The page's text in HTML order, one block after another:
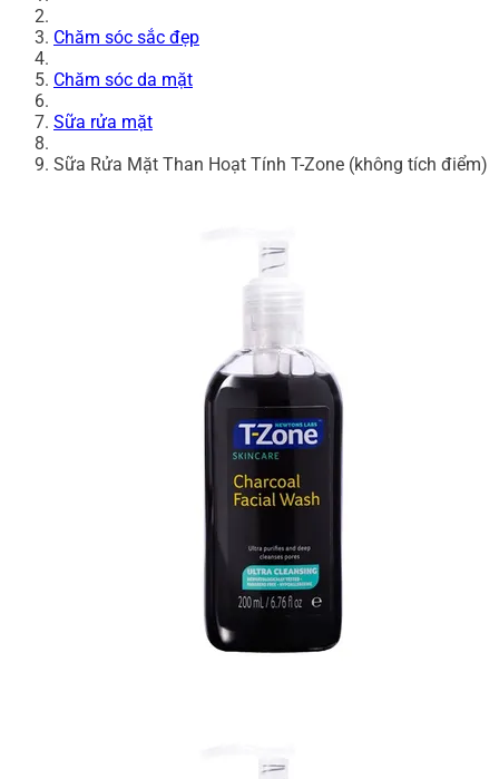
Chăm sóc sắc đẹp
Chăm sóc da mặt
Sữa rửa mặt
Sữa Rửa Mặt Than Hoạt Tính T-Zone (không tích điểm)